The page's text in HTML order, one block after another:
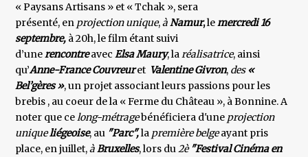
« Paysans Artisans » et « Tchak », sera
présenté, en projection unique,àNamur,lemercredi 16
septembre, à 20h, le film étant suivi
d’unerencontreavecElsa Maury, laréalisatrice, ainsi
qu’Anne-France Couvreuret Valentine Givron, des «
Bel’gères », un projet associant leurs passions pour les
brebis , au coeur de la « Ferme du Château », à Bonnine. A
noter que celong-métragebénéficiera d'une projection
uniqueliégeoise, au "Parc",la première belgeayant pris
place, en juillet,àBruxelles, lors du2è"Festival Cinéma en